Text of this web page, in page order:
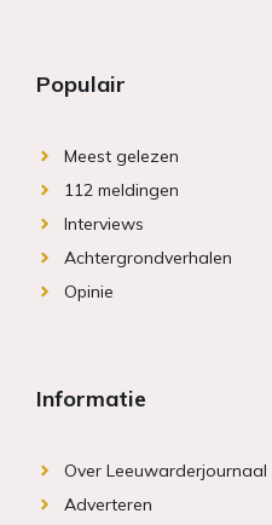
Populair
Meest gelezen
112 meldingen
Interviews
Achtergrondverhalen
Opinie
Informatie
Over Leeuwarderjournaal
Adverteren